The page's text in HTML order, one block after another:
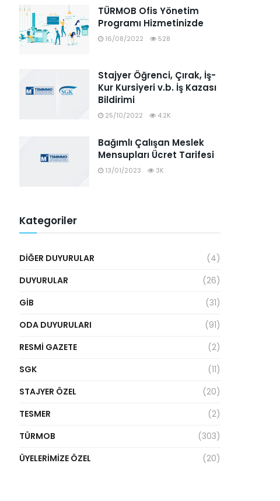
TÜRMOB Ofis Yönetim
Programı Hizmetinizde
16/08/2022 528
Stajyer Öğrenci, Çırak, İş-
Kur Kursiyeri v.b. İş Kazası
Bildirimi
25/10/2022 4.2K
Bağımlı Çalışan Meslek
Mensupları Ücret Tarifesi
13/01/2023 3K
Kategoriler
DIĞER DUYURULAR
(4)
DUYURULAR
(26)
GİB
(31)
ODA DUYURULARI
(91)
RESMI GAZETE
(2)
SGK
(11)
STAJYER ÖZEL
(20)
TESMER
(2)
TÜRMOB
(303)
ÜYELERIMIZE ÖZEL
(20)